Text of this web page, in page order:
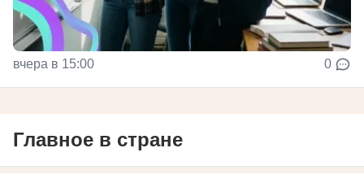
вчера в 15:00 0
Главное в стране